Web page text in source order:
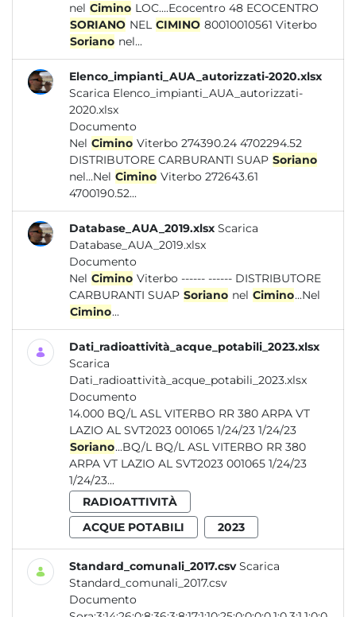
nel Cimino
LOC....Ecocentro 48 ECOCENTRO
SORIANO NEL CIMINO 80010010561 Viterbo
Soriano nel...
Elenco_impianti_AUA_autorizzati-2020.xlsx
Scarica Elenco_impianti_AUA_autorizzati-
2020.xlsx
Documento
Nel Cimino Viterbo 274390.24 4702294.52
DISTRIBUTORE CARBURANTI SUAP Soriano
nel...Nel Cimino Viterbo 272643.61
4700190.52...
Database_AUA_2019.xlsx Scarica
Database_AUA_2019.xlsx
Documento
Nel Cimino Viterbo ------ ------ DISTRIBUTORE
CARBURANTI SUAP Soriano nel Cimino...Nel
Cimino...
Dati_radioattività_acque_potabili_2023.xlsx
Scarica
Dati_radioattività_acque_potabili_2023.xlsx
Documento
14.000 BQ/L ASL VITERBO RR 380 ARPA VT
LAZIO AL SVT2023 001065 1/24/23 1/24/23
Soriano...BQ/L BQ/L ASL VITERBO RR 380
ARPA VT LAZIO AL SVT2023 001065 1/24/23
1/24/23...
RADIOATTIVITÀ
ACQUE POTABILI
2023
Standard_comunali_2017.csv Scarica
Standard_comunali_2017.csv
Documento